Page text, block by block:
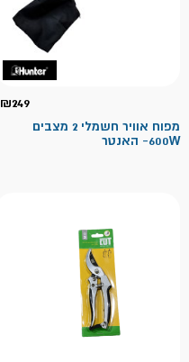
₪249
מפוח אוויר חשמלי 2 מצבים
600W- האנטר